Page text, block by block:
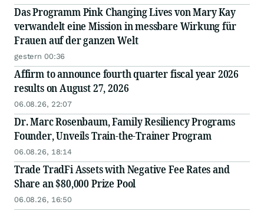
Das Programm Pink Changing Lives von Mary Kay
verwandelt eine Mission in messbare Wirkung für
Frauen auf der ganzen Welt
gestern 00:36
Affirm to announce fourth quarter fiscal year 2026
results on August 27, 2026
06.08.26, 22:07
Dr. Marc Rosenbaum, Family Resiliency Programs
Founder, Unveils Train-the-Trainer Program
06.08.26, 18:14
Trade TradFi Assets with Negative Fee Rates and
Share an $80,000 Prize Pool
06.08.26, 16:50